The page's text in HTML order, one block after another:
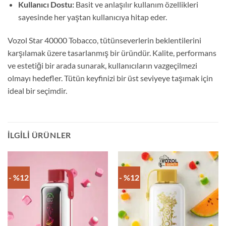
Kullanıcı Dostu:Basit ve anlaşılır kullanım özellikleri
sayesinde her yaştan kullanıcıya hitap eder.
Vozol Star 40000 Tobacco, tütünseverlerin beklentilerini
karşılamak üzere tasarlanmış bir üründür. Kalite, performans
ve estetiği bir arada sunarak, kullanıcıların vazgeçilmezi
olmayı hedefler. Tütün keyfinizi bir üst seviyeye taşımak için
ideal bir seçimdir.
İLGILI ÜRÜNLER
- %12 - %12